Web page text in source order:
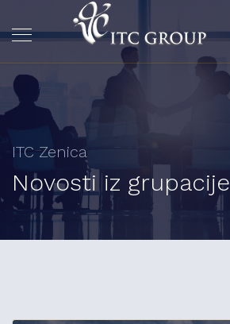
ITC Zenica
Novosti iz grupacije